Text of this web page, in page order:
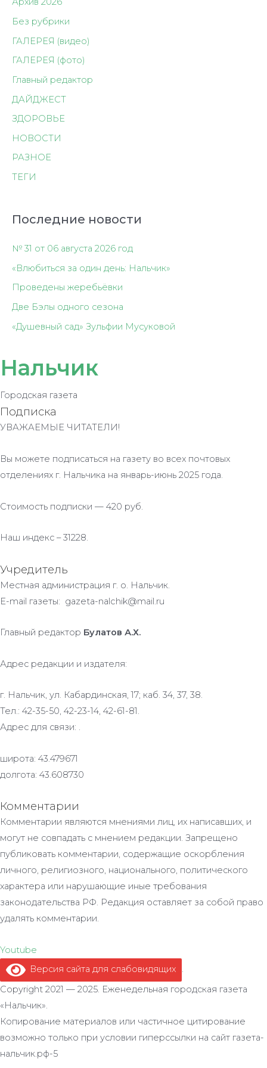
Без рубрики
ГАЛЕРЕЯ (видео)
ГАЛЕРЕЯ (фото)
Главный редактор
ДАЙДЖЕСТ
ЗДОРОВЬЕ
НОВОСТИ
РАЗНОЕ
ТЕГИ
Последние новости
№ 31 от 06 августа 2026 год
«Влюбиться за один день: Нальчик»
Проведены жеребьёвки
Две Бэлы одного сезона
«Душевный сад» Зульфии Мусуковой
Нальчик
Городская газета
Подписка
УВАЖАЕМЫЕ ЧИТАТЕЛИ!
Вы можете подписаться на газету во всех почтовых
отделениях г. Нальчика на январь-июнь 2025 года.
Стоимость подписки — 420 руб.
Наш индекс – 31228.
Учредитель
Местная администрация г. о. Нальчик.
E-mail газеты: gazeta-nalchik@mail.ru
Главный редактор Булатов А.Х.
Адрес редакции и издателя:
г. Нальчик, ул. Кабардинская, 17; каб. 34, 37, 38.
Тел.: 42-35-50, 42-23-14, 42-61-81.
Адрес для связи: .
широта: 43.479671
долгота: 43.608730
Комментарии
Комментарии являются мнениями лиц, их написавших, и
могут не совпадать с мнением редакции. Запрещено
публиковать комментарии, содержащие оскорбления
личного, религиозного, национального, политического
характера или нарушающие иные требования
законодательства РФ. Редакция оставляет за собой право
удалять комментарии.
Youtube
Версия сайта для слабовидящих
.
Copyright 2021 — 2025. Еженедельная городская газета
«Нальчик».
Копирование материалов или частичное цитирование
возможно только при условии гиперссылки на сайт газета-
нальчик.рф-5